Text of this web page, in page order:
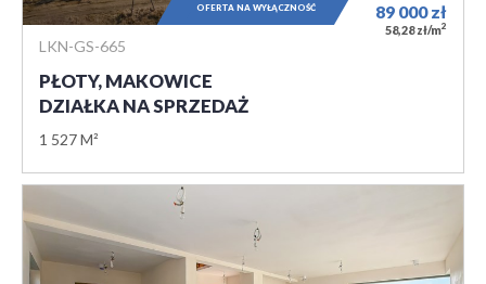
LKN-GS-665
PŁOTY, MAKOWICE
DZIAŁKA NA SPRZEDAŻ
1 527 M²
89 000zł
58,28 zł/m2
OFERTA NA WYŁĄCZNOŚĆ